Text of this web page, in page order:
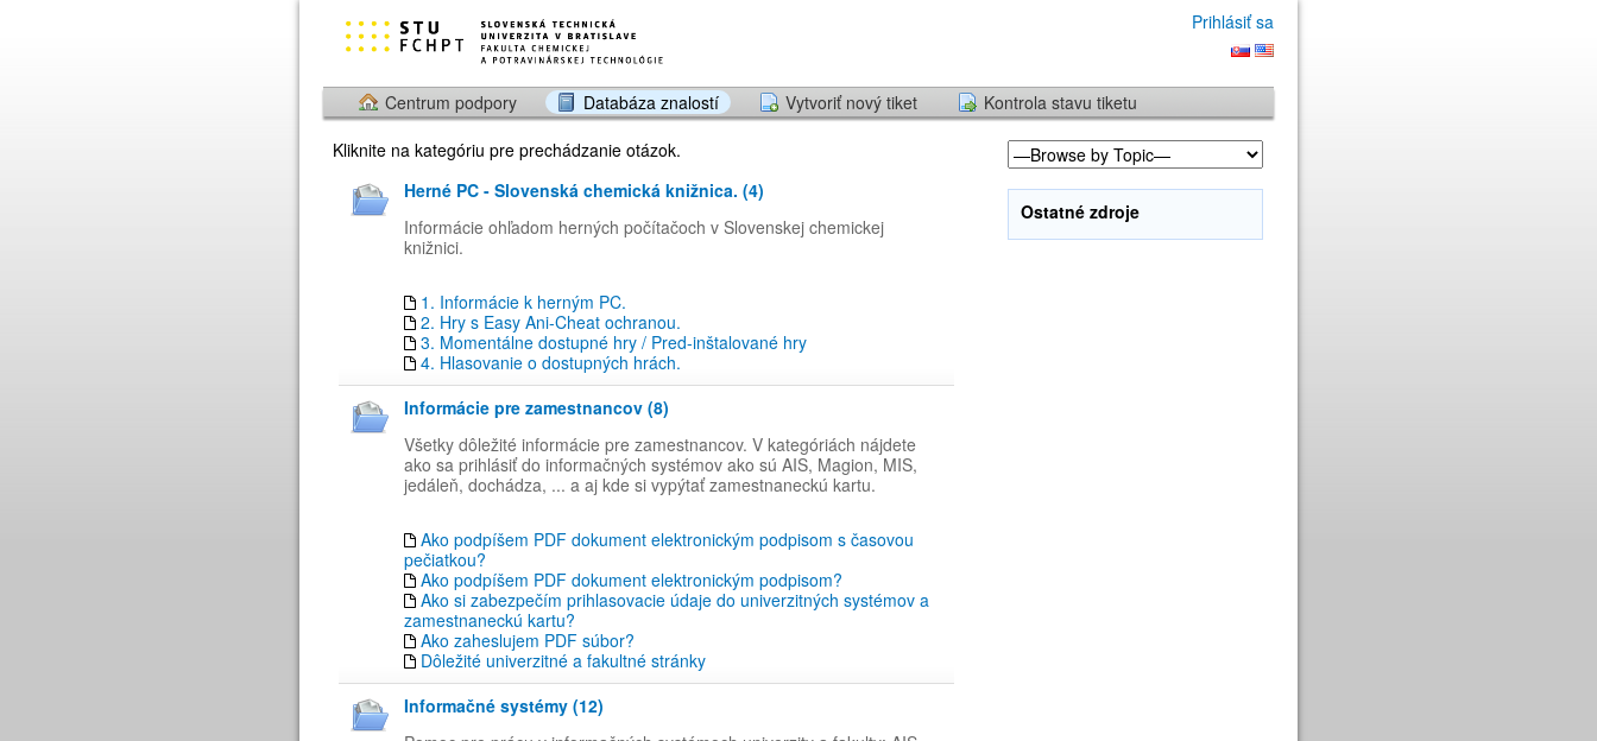
Prihlásiť sa
Centrum podpory Databáza znalostí Vytvoriť nový tiket
Kontrola stavu tiketu
Kliknite na kategóriu pre prechádzanie otázok.
Herné PC - Slovenská chemická knižnica. (4)
Informácie ohľadom herných počítačoch v Slovenskej chemickej
knižnici.
1. Informácie k herným PC.
2. Hry s Easy Ani-Cheat ochranou.
3. Momentálne dostupné hry / Pred-inštalované hry
4. Hlasovanie o dostupných hrách.
Informácie pre zamestnancov (8)
Všetky dôležité informácie pre zamestnancov. V kategóriách nájdete
ako sa prihlásiť do informačných systémov ako sú AIS, Magion, MIS,
jedáleň, dochádza, ... a aj kde si vypýtať zamestnaneckú kartu.
Ako podpíšem PDF dokument elektronickým podpisom s časovou
pečiatkou?
Ako podpíšem PDF dokument elektronickým podpisom?
Ako si zabezpečím prihlasovacie údaje do univerzitných systémov a
zamestnaneckú kartu?
Ako zaheslujem PDF súbor?
Dôležité univerzitné a fakultné stránky
Informačné systémy (12)
Ostatné zdroje